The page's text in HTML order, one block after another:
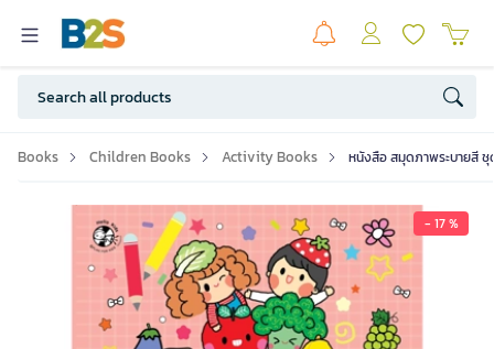
Books Children Books Activity Books หนังสือ สมุดภาพระบายสี
- 17 %